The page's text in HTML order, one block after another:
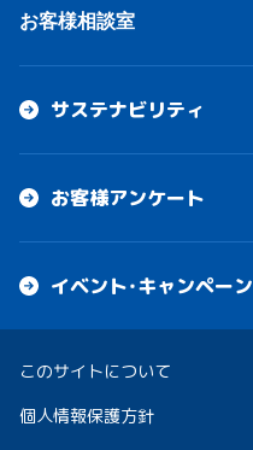
お客様相談室
サステナビリティ
お客様アンケート
イベント・キャンペーン
このサイトについて
個人情報保護方針